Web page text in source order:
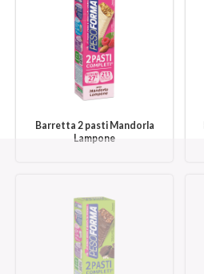
Barretta 2 pasti Mandorla
Lampone